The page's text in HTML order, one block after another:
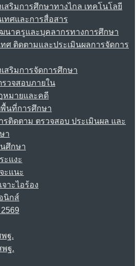
สริมการศึกษาทางไกล เทคโนโลยี
ทศและการสื่อสาร
นาครูและบุคลากรทางการศึกษา
ศ ติดตามและประเมินผลการจัดการ
สริมการจัดการศึกษา
วจสอบภายใน
หมายและคดี
พื้นที่การศึกษา
ติดตาม ตรวจสอบ ประเมินผล และ
า
ศึกษา
ะแงะ
ะแนะ
จาะไอร้อง
นิกส์
พฐ.
พฐ.